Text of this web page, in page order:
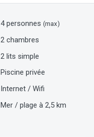
4 personnes (max)
2 chambres
2 lits simple
Piscine privée
Internet / Wifi
Mer / plage à 2,5 km